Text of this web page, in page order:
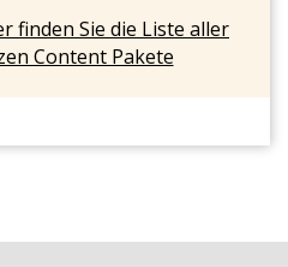
finden Sie die Liste aller
Content Pakete